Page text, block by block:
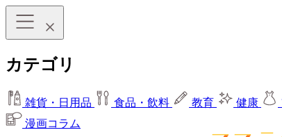
カテゴリ
雑貨・日用品 食品・飲料 教育 健康
漫画コラム